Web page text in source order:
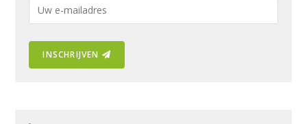
-
m
i
INSCHRIJVEN